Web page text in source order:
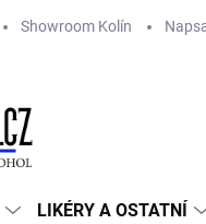
Showroom Kolín
LIKÉRY A OSTATNÍ